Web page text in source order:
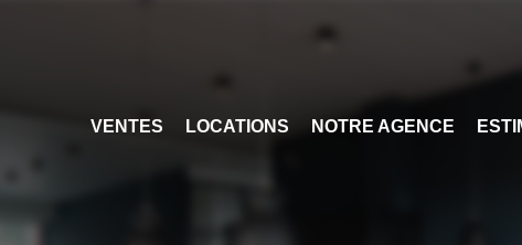
VENTES LOCATIONS NOTRE AGENCE